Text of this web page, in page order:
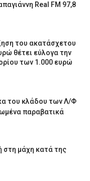
Real FM 97,8
του ακατάσχετου
θέτει εύλογα την
των 1.000 ευρώ
του κλάδου των Λ/Φ
παραβατικά
στη μάχη κατά της